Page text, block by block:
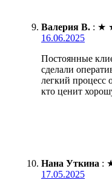
Валерия В. : ★
16.06.2025
Постоянные
сделали
легкий процесс
кто ценит
Нана Уткина :
17.05.2025